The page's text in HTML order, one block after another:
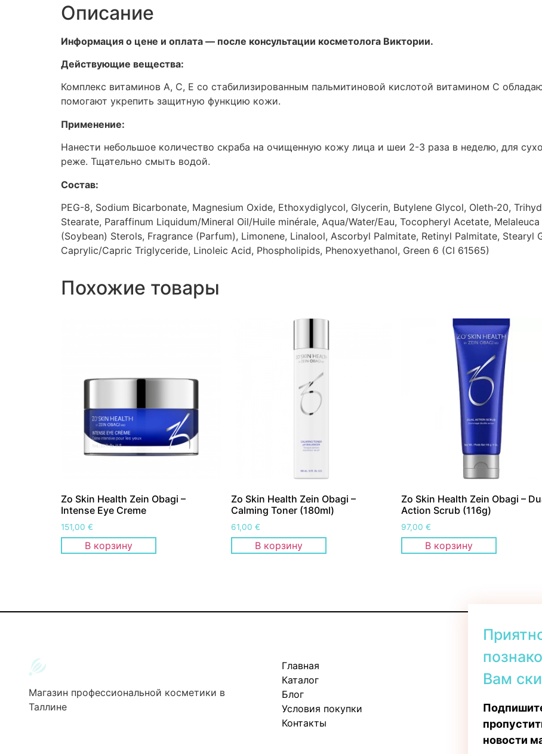
Описание
Информация о цене и оплата — после консультации косметолога Виктории.
Действующие вещества:
Комплекс витаминов А, С, Е со стабилизированным пальмитиновой кислотой витамином С
помогают укрепить защитную функцию кожи.
Применение:
Нанести небольшое количество скраба на очищенную кожу лица и шеи 2-3 раза в неделю, для
реже. Тщательно смыть водой.
Состав:
PEG-8, Sodium Bicarbonate, Magnesium Oxide, Ethoxydiglycol, Glycerin, Butylene Glycol, Oleth-20,
Stearate, Paraffinum Liquidum/Mineral Oil/Huile minérale, Aqua/Water/Eau, Tocopheryl Acetate,
(Soybean) Sterols, Fragrance (Parfum), Limonene, Linalool, Ascorbyl Palmitate, Retinyl Palmitate,
Caprylic/Capric Triglyceride, Linoleic Acid, Phospholipids, Phenoxyethanol, Green 6 (CI 61565)
Вам
новости
Похожие товары
Zo Skin Health Zein Obagi –
Intense Eye Creme
151,00 €
В корзину
Zo Skin Health Zein Obagi –
Calming Toner (180ml)
61,00 €
В корзину
Zo Skin Health Zein Obagi –
Action Scrub (116g)
97,00 €
В корзину
Магазин профессиональной косметики в
Таллине
Главная
Каталог
Блог
Условия покупки
Контакты
Kadaka tee
Пн-Пт:
Вс: 11:00 -